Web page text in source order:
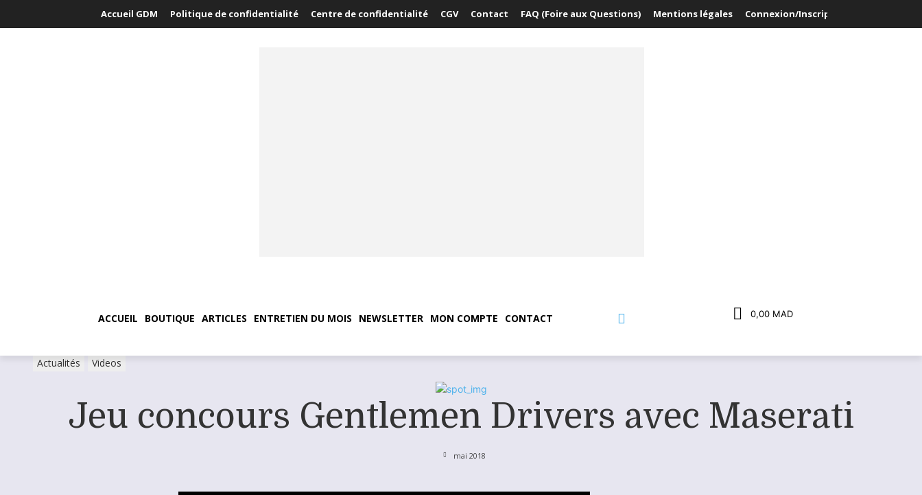
Accueil GDM Politique de confidentialité Centre de confidentialité CGV Contact FAQ (Foire aux Questions) Mentions légales Connexion/Inscription
ACCUEIL BOUTIQUE ARTICLES ENTRETIEN DU MOIS NEWSLETTER MON COMPTE CONTACT 0,00 MAD
Actualités Videos
Jeu concours Gentlemen Drivers avec Maserati
mai 2018